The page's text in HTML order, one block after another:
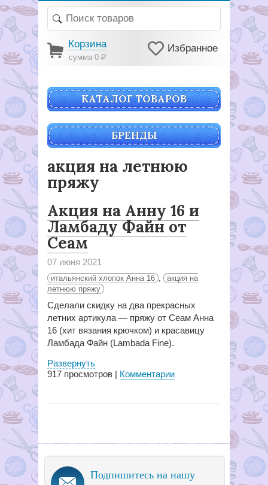
Корзина
сумма 0Р
Избранное
КАТАЛОГ ТОВАРОВ
БРЕНДЫ
акция на летнюю
пряжу
Акция на Анну 16 и
Ламбаду Файн от
Сеам
07 июня 2021
итальянский хлопок Анна 16
акция на
летнюю пряжу
Сделали скидку на два прекрасных
летних артикула — пряжу от Сеам Анна
16 (хит вязания крючком) и красавицу
Ламбада Файн (Lambada Fine).
Развернуть
917 просмотров | Комментарии
Подпишитесь на нашу